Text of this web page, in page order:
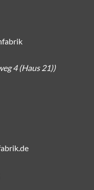
4 (Haus 21))